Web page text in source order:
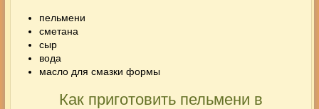
пельмени
сметана
сыр
вода
масло для смазки формы
Как приготовить пельмени в